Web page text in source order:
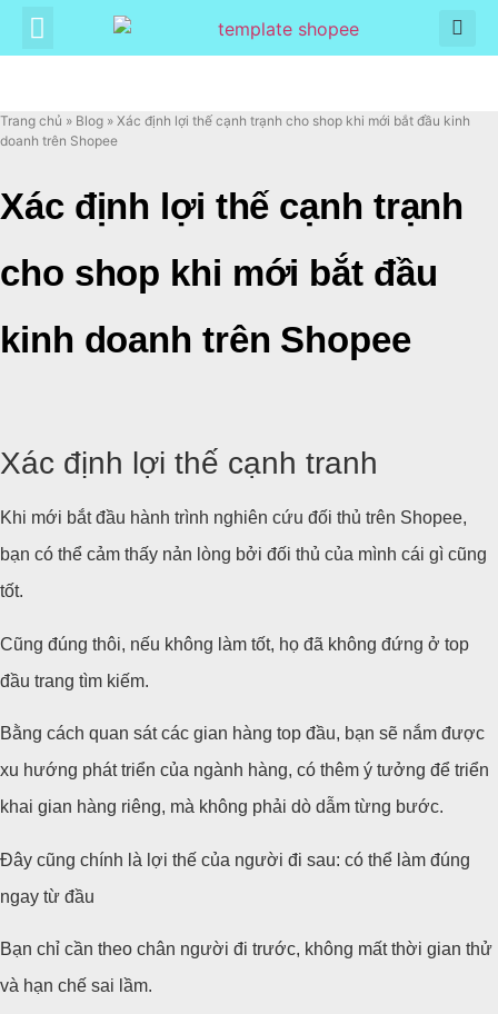
Trang chủ » Blog » Xác định lợi thế cạnh trạnh cho shop khi mới bắt đầu kinh
doanh trên Shopee
Xác định lợi thế cạnh trạnh
cho shop khi mới bắt đầu
kinh doanh trên Shopee
Xác định lợi thế cạnh tranh
Khi mới bắt đầu hành trình nghiên cứu đối thủ trên Shopee,
bạn có thể cảm thấy nản lòng bởi đối thủ của mình cái gì cũng
tốt.
Cũng đúng thôi, nếu không làm tốt, họ đã không đứng ở top
đầu trang tìm kiếm.
Bằng cách quan sát các gian hàng top đầu, bạn sẽ nắm được
xu hướng phát triển của ngành hàng, có thêm ý tưởng để triển
khai gian hàng riêng, mà không phải dò dẫm từng bước.
Đây cũng chính là lợi thế của người đi sau: có thể làm đúng
ngay từ đầu
Bạn chỉ cần theo chân người đi trước, không mất thời gian thử
và hạn chế sai lầm.